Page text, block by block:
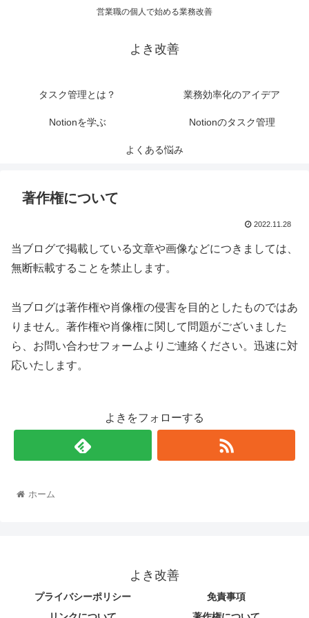
営業職の個人で始める業務改善
よき改善
タスク管理とは？ 業務効率化のアイデア
Notionを学ぶ Notionのタスク管理
よくある悩み
著作権について
2022.11.28
当ブログで掲載している文章や画像などにつきましては、
無断転載することを禁止します。
当ブログは著作権や肖像権の侵害を目的としたものではあ
りません。著作権や肖像権に関して問題がございました
ら、お問い合わせフォームよりご連絡ください。迅速に対
応いたします。
よきをフォローする
ホーム
よき改善
プライバシーポリシー
免責事項